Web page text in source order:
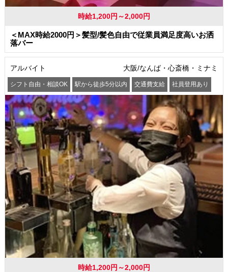
時給1,200円～2,000円
＜MAX時給2000円＞髪型/髪色自由で従業員満足度高いお洒
落バー
アルバイト 大阪/なんば・心斎橋・ミナミ
シフト自由・相談OK 駅から徒歩5分以内 交通費支給 社員登用あり
時給1,200円～2,000円